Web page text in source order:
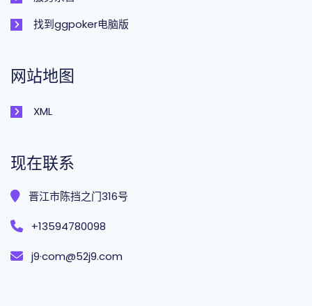
找到ggpoker电脑版
网站地图
XML
现在联系
晋江市陈挡之门316号
+13594780098
j9·com@52j9.com